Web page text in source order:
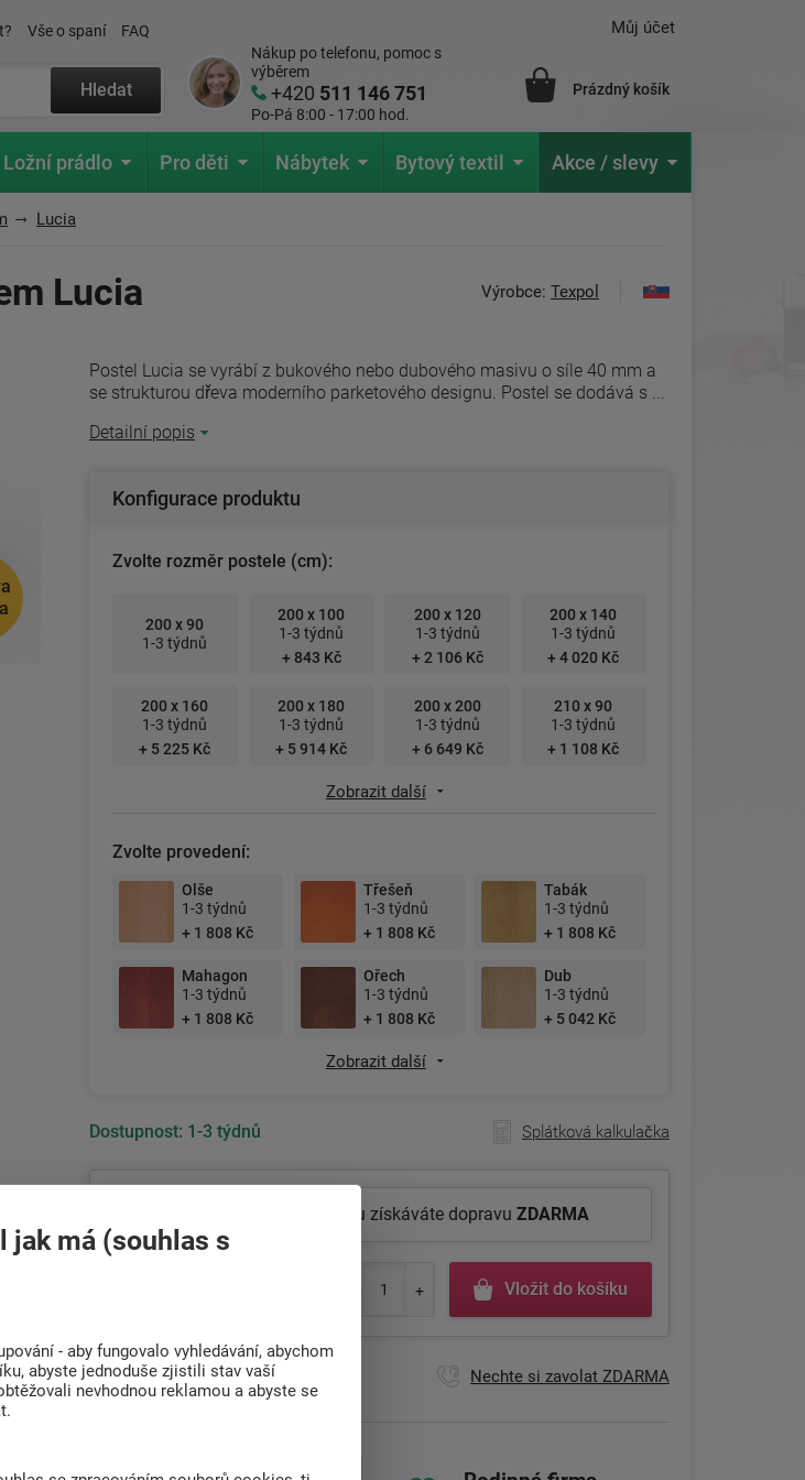
Vše o spaní FAQ
Hledat
Nákup po telefonu, pomoc s
výběrem
+420 511 146 751
Po-Pá 8:00 - 17:00 hod.
Můj účet
Prázdný košík
Ložní prádlo Pro děti Nábytek Bytový textil Akce / slevy
Lucia
Lucia Výrobce:Texpol
Postel Lucia se vyrábí z bukového nebo dubového masivu o síle 40 mm a
se strukturou dřeva moderního parketového designu. Postel se dodává s ...
Detailní popis
Konfigurace produktu
Zvolte rozměr postele (cm):
200 x 90
1-3 týdnů
200 x 100
1-3 týdnů
+ 843 Kč
200 x 120
1-3 týdnů
+ 2 106 Kč
200 x 140
1-3 týdnů
+ 4 020 Kč
200 x 160
1-3 týdnů
+ 5 225 Kč
200 x 180
1-3 týdnů
+ 5 914 Kč
200 x 200
1-3 týdnů
+ 6 649 Kč
210 x 90
1-3 týdnů
+ 1 108 Kč
Zobrazit další
Zvolte provedení:
Olše
1-3 týdnů
+ 1 808 Kč
Třešeň
1-3 týdnů
+ 1 808 Kč
Tabák
1-3 týdnů
+ 1 808 Kč
Mahagon
1-3 týdnů
+ 1 808 Kč
Ořech
1-3 týdnů
+ 1 808 Kč
Dub
1-3 týdnů
+ 5 042 Kč
Zobrazit další
Dostupnost: 1-3 týdnů Splátková kalkulačka
K tomuto produktu získáváte dopravu ZDARMA
Vložit do košíku
+420511 146 751
Po-Pá 8:00 - 17:00 hod.
Nechte si zavolat ZDARMA
jak má (souhlas s
- aby fungovalo vyhledávání, abychom
abyste jednoduše zjistili stav vaší
nevhodnou reklamou a abyste se